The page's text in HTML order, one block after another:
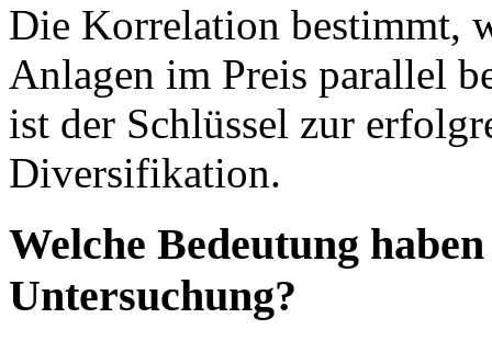
Die Korrelation bestimmt,
Anlagen im Preis parallel
ist der Schlüssel zur
Diversifikation.
Welche Bedeutung
Untersuchung?